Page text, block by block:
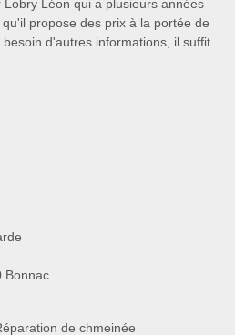
Léon qui a plusieurs années
propose des prix à la portée de
d'autres informations, il suffit
Bonnac
de chmeinée